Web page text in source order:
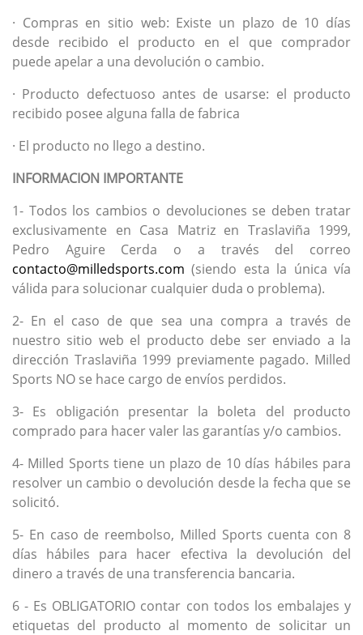
· Compras en sitio web: Existe un plazo de 10 días
desde recibido el producto en el que comprador
puede apelar a una devolución o cambio.
· Producto defectuoso antes de usarse: el producto
recibido posee alguna falla de fabrica
· El producto no llego a destino.
INFORMACION IMPORTANTE
1- Todos los cambios o devoluciones se deben tratar
exclusivamente en Casa Matriz en Traslaviña 1999,
Pedro Aguire Cerda o a través del correo
contacto@milledsports.com (siendo esta la única vía
válida para solucionar cualquier duda o problema).
2- En el caso de que sea una compra a través de
nuestro sitio web el producto debe ser enviado a la
dirección Traslaviña 1999 previamente pagado. Milled
Sports NO se hace cargo de envíos perdidos.
3- Es obligación presentar la boleta del producto
comprado para hacer valer las garantías y/o cambios.
4- Milled Sports tiene un plazo de 10 días hábiles para
resolver un cambio o devolución desde la fecha que se
solicitó.
5- En caso de reembolso, Milled Sports cuenta con 8
días hábiles para hacer efectiva la devolución del
dinero a través de una transferencia bancaria.
6 - Es OBLIGATORIO contar con todos los embalajes y
etiquetas del producto al momento de solicitar un